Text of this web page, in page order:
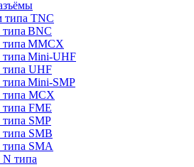
типа TNC
типа BNC
типа MMCX
типа Mini-UHF
типа UHF
типа Mini-SMP
типа MCX
типа FME
типа SMP
типа SMB
типа SMA
N типа